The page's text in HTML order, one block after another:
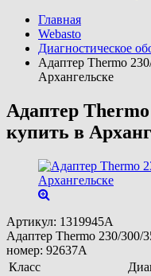
Главная
Webasto
Диагностическое
Адаптер Thermo
Архангельске
Адаптер
купить в
Артикул: 1319945A
Адаптер Thermo 230/300/
номер: 92637А
Класс